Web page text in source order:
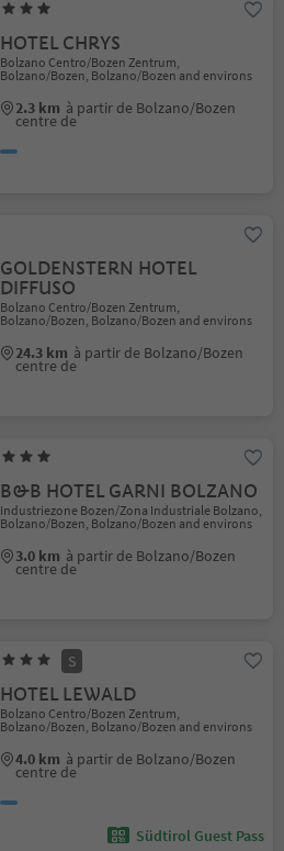
HOTEL CHRYS
Bolzano Centro/Bozen Zentrum,
Bolzano/Bozen, Bolzano/Bozen and environs
2.3 km à partir de Bolzano/Bozen
centre de
GOLDENSTERN HOTEL
DIFFUSO
Bolzano Centro/Bozen Zentrum,
Bolzano/Bozen, Bolzano/Bozen and environs
24.3 km à partir de Bolzano/Bozen
centre de
B&B HOTEL GARNI BOLZANO
Industriezone Bozen/Zona Industriale Bolzano,
Bolzano/Bozen, Bolzano/Bozen and environs
3.0 km à partir de Bolzano/Bozen
centre de
S
HOTEL LEWALD
Bolzano Centro/Bozen Zentrum,
Bolzano/Bozen, Bolzano/Bozen and environs
4.0 km à partir de Bolzano/Bozen
centre de
Südtirol Guest Pass